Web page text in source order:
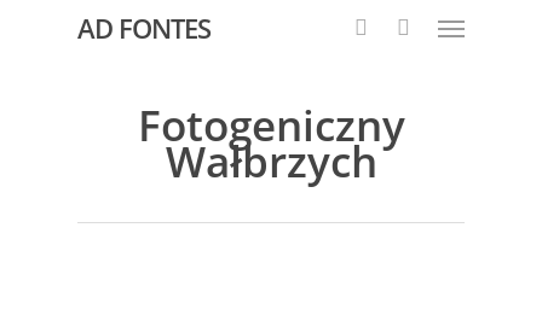
AD FONTES
Fotogeniczny
Wałbrzych